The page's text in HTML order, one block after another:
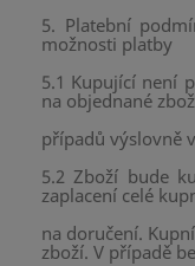
5. Platební
možnosti platby
5.1 Kupující není
na objednané
případů výslovně
5.2 Zboží bude
zaplacení celé
na doručení.
zboží. V případě